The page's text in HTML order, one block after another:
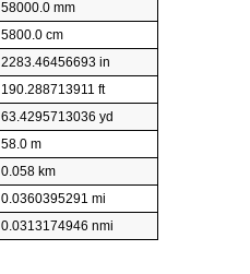
58000.0 mm
5800.0 cm
2283.46456693 in
190.288713911 ft
63.4295713036 yd
58.0 m
0.058 km
0.0360395291 mi
0.0313174946 nmi